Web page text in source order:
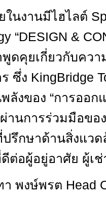
นงานมีไฮไลต์
“DESIGN &
ดคุยเกี่ยวกับควา
ซึ่ง KingBridge
ลังของ “การออก
านการร่วมมือข
รึกษาด้านสิ่งแว
ต่อผู้อยู่อาศัย ผู้เ
พงษ์พรต Head